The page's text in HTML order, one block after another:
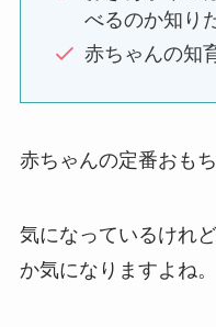
べるのか知り
赤ちゃんの知
赤ちゃんの定番おも
気になっているけれ
か気になりますよね。